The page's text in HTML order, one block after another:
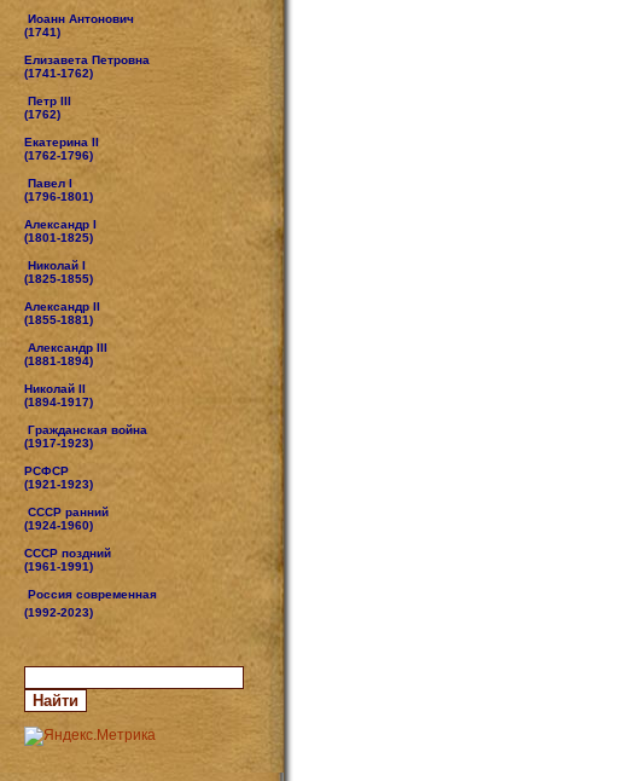
Иоанн Антонович
(1741)
Елизавета Петровна
(1741-1762)
Петр III
(1762)
Екатерина II
(1762-1796)
Павел I
(1796-1801)
Александр I
(1801-1825)
Николай I
(1825-1855)
Александр II
(1855-1881)
Александр III
(1881-1894)
Николай II
(1894-1917)
Гражданская война
(1917-1923)
РСФСР
(1921-1923)
СССР ранний
(1924-1960)
СССР поздний
(1961-1991)
Россия современная
(1992-2023)